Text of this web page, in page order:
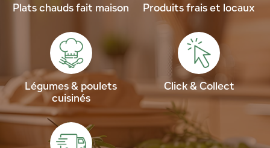
Plats chauds fait maison Produits frais et locaux
Légumes & poulets
cuisinés
Click & Collect